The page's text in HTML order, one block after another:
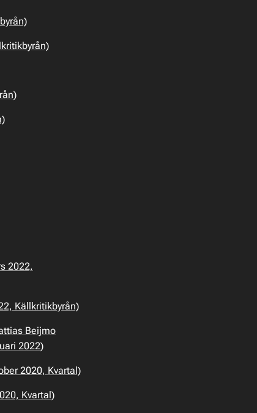
2022,
Källkritikbyrån)
Beijmo
2022)
2020, Kvartal)
Kvartal)